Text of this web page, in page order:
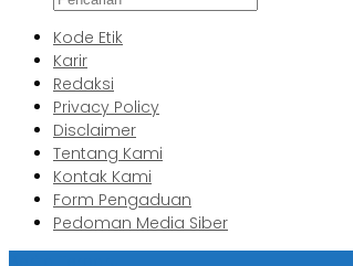
Kode Etik
Karir
Redaksi
Privacy Policy
Disclaimer
Tentang Kami
Kontak Kami
Form Pengaduan
Pedoman Media Siber